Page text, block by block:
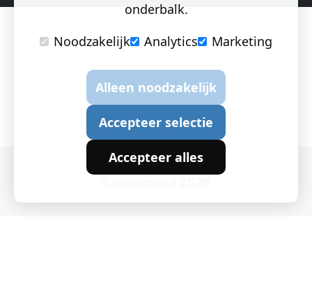
onderbalk.
Noodzakelijk
Analytics Marketing
Alleen noodzakelijk
Accepteer selectie
Accepteer alles